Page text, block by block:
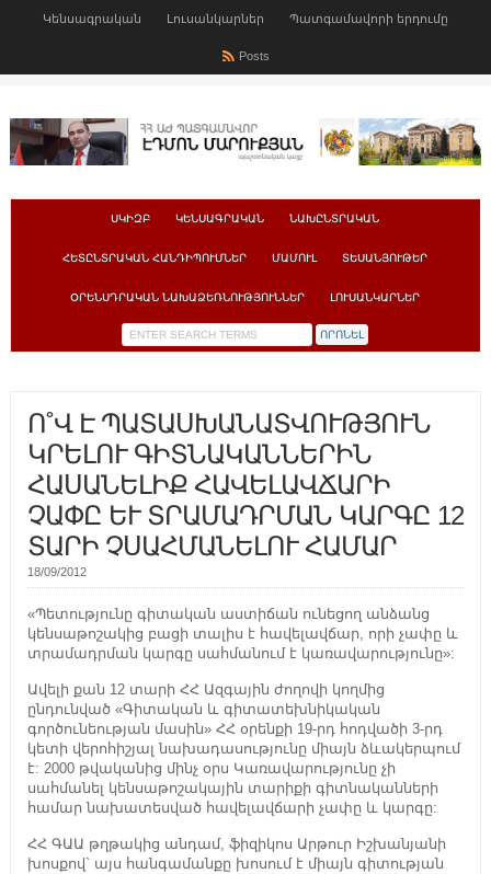
Կենսագրական Լուսանկարներ Պատգամավորի երդումը
Posts
ՍԿԻԶԲ ԿԵՆՍԱԳՐԱԿԱՆ ՆԱԽԸՆՏՐԱԿԱՆ
ՀԵՏԸՆՏՐԱԿԱՆ ՀԱՆԴԻՊՈՒՄՆԵՐ ՄԱՄՈՒԼ ՏԵՍԱՆՅՈՒԹԵՐ
ՕՐԵՆՍԴՐԱԿԱՆ ՆԱԽԱՁԵՌՆՈՒԹՅՈՒՆՆԵՐ ԼՈՒՍԱՆԿԱՐՆԵՐ
Ո˚Վ Է ՊԱՏԱՍԽԱՆԱՏՎՈՒԹՅՈՒՆ
ԿՐԵԼՈՒ ԳԻՏՆԱԿԱՆՆԵՐԻՆ
ՀԱՍԱՆԵԼԻՔ ՀԱՎԵԼԱՎՃԱՐԻ
ՉԱՓԸ ԵՒ ՏՐԱՄԱԴՐՄԱՆ ԿԱՐԳԸ 12
ՏԱՐԻ ՉՍԱՀՄԱՆԵԼՈՒ ՀԱՄԱՐ
18/09/2012
«Պետությունը գիտական աստիճան ունեցող անձանց
կենսաթոշակից բացի տալիս է հավելավճար, որի չափը և
տրամադրման կարգը սահմանում է կառավարությունը»:
Ավելի քան 12 տարի ՀՀ Ազգային ժողովի կողմից
ընդունված «Գիտական և գիտատեխնիկական
գործունեության մասին» ՀՀ օրենքի 19-րդ հոդվածի 3-րդ
կետի վերոհիշյալ նախադասությունը միայն ձևակերպում
է: 2000 թվականից մինչ օրս Կառավարությունը չի
սահմանել կենսաթոշակային տարիքի գիտնականների
համար նախատեսված հավելավճարի չափը և կարգը:
ՀՀ ԳԱԱ թղթակից անդամ, ֆիզիկոս Արթուր Իշխանյանի
խոսքով` այս հանգամանքը խոսում է միայն գիտության